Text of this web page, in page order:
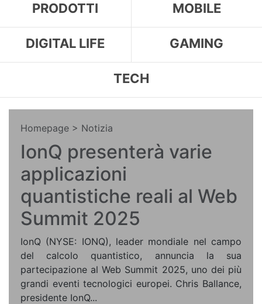
PRODOTTI MOBILE
DIGITAL LIFE GAMING
TECH
Homepage > Notizia
IonQ presenterà varie
applicazioni
quantistiche reali al Web
Summit 2025
IonQ (NYSE: IONQ), leader mondiale nel campo
del calcolo quantistico, annuncia la sua
partecipazione al Web Summit 2025, uno dei più
grandi eventi tecnologici europei. Chris Ballance,
presidente IonQ...